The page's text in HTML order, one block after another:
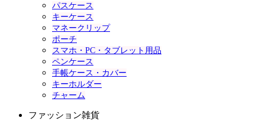
パスケース
キーケース
マネークリップ
ポーチ
スマホ・PC・タブレット用品
ペンケース
手帳ケース・カバー
キーホルダー
チャーム
ファッション雑貨